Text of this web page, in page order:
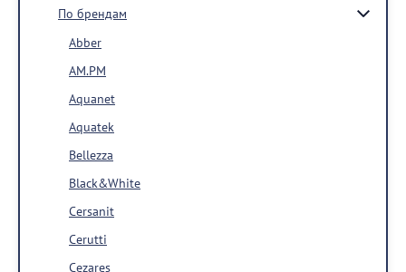
По брендам
Abber
AM.PM
Aquanet
Aquatek
Bellezza
Black&White
Cersanit
Cerutti
Cezares